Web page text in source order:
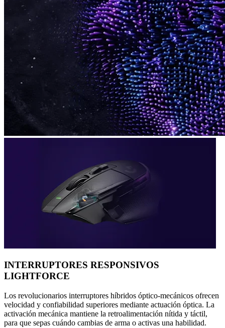
INTERRUPTORES RESPONSIVOS
LIGHTFORCE
Los revolucionarios interruptores híbridos óptico-mecánicos ofrecen
velocidad y confiabilidad superiores mediante actuación óptica. La
activación mecánica mantiene la retroalimentación nítida y táctil,
para que sepas cuándo cambias de arma o activas una habilidad.